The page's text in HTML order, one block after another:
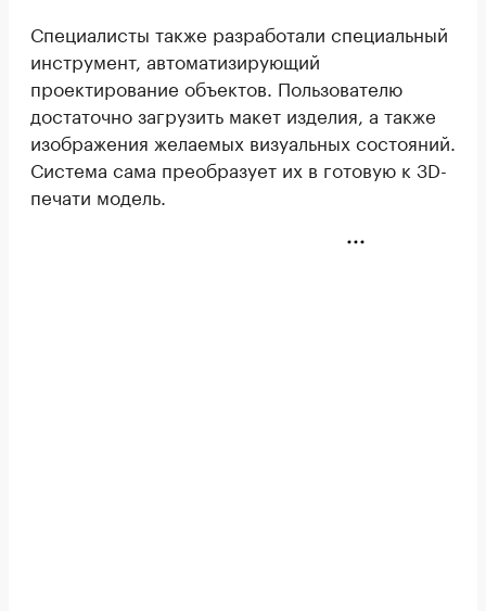
Специалисты также разработали специальный
инструмент, автоматизирующий
проектирование объектов. Пользователю
достаточно загрузить макет изделия, а также
изображения желаемых визуальных состояний.
Система сама преобразует их в готовую к 3D-
печати модель.